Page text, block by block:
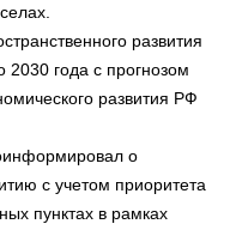
развития
года с прогнозом
развития РФ
о
с учетом приоритета
пунктах в рамках